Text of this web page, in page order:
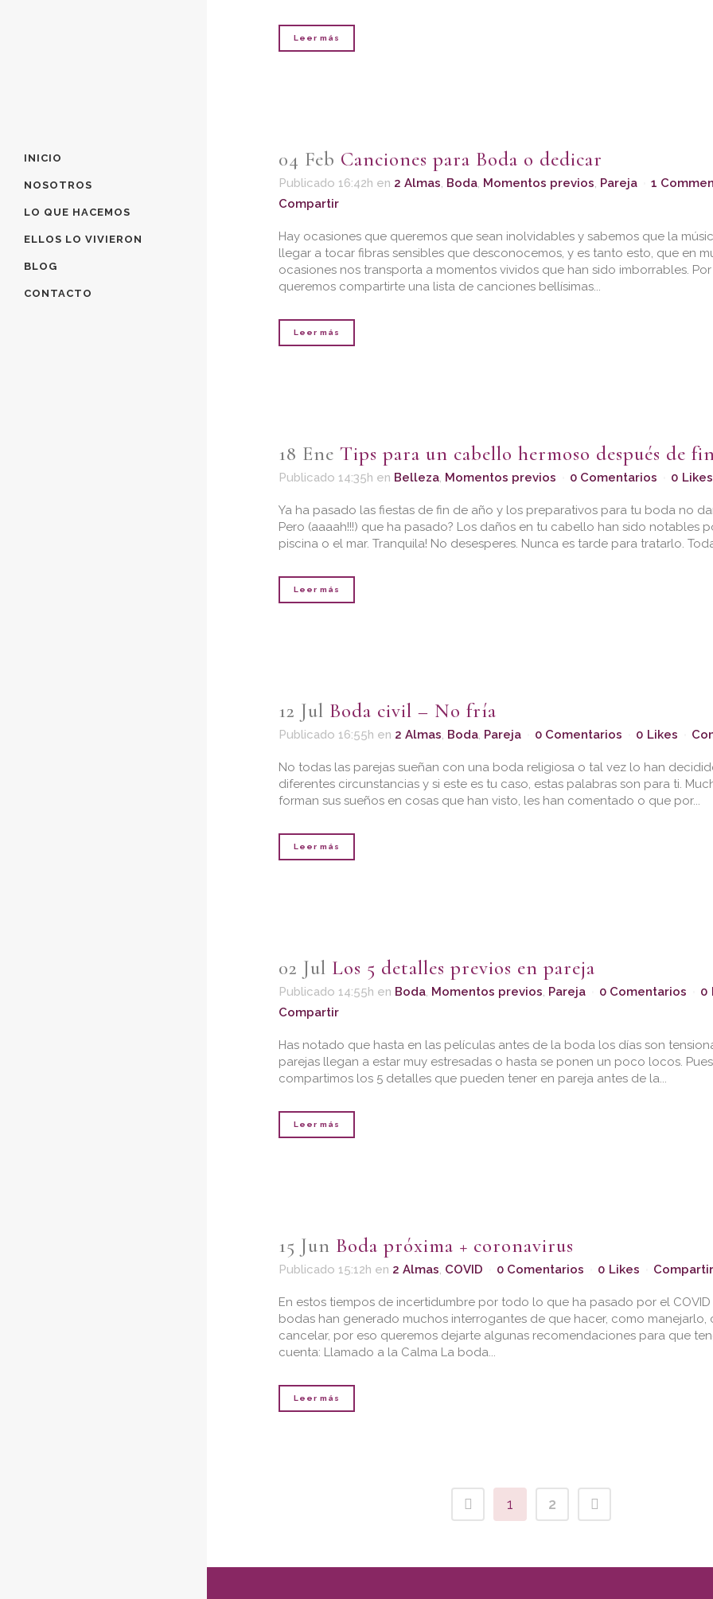
INICIO
NOSOTROS
LO QUE HACEMOS
ELLOS LO VIVIERON
BLOG
CONTACTO
Leer más
04 Feb Canciones para Boda o dedicar
Publicado 16:42h en 2 Almas, Boda, Momentos previos, Pareja 1
Compartir
Hay ocasiones que queremos que sean inolvidables y sabemos que la
llegar a tocar fibras sensibles que desconocemos, y es tanto esto, que en
ocasiones nos transporta a momentos vividos que han sido imborrables.
queremos compartirte una lista de canciones bellísimas...
Leer más
18 Ene Tips para un cabello hermoso después de
Publicado 14:35h en Belleza, Momentos previos 0 Comentarios 0 Likes
Ya ha pasado las fiestas de fin de año y los preparativos para tu boda no
Pero (aaaah!!!) que ha pasado? Los daños en tu cabello han sido notables
piscina o el mar. Tranquila! No desesperes. Nunca es tarde para tratarlo.
Leer más
12 Jul Boda civil – No fría
Publicado 16:55h en 2 Almas, Boda, Pareja 0 Comentarios 0 Likes
No todas las parejas sueñan con una boda religiosa o tal vez lo han
diferentes circunstancias y si este es tu caso, estas palabras son para ti.
forman sus sueños en cosas que han visto, les han comentado o que por...
Leer más
02 Jul Los 5 detalles previos en pareja
Publicado 14:55h en Boda, Momentos previos, Pareja 0 Comentarios 0
Compartir
Has notado que hasta en las películas antes de la boda los días son
parejas llegan a estar muy estresadas o hasta se ponen un poco locos.
compartimos los 5 detalles que pueden tener en pareja antes de la...
Leer más
15 Jun Boda próxima + coronavirus
Publicado 15:12h en 2 Almas, COVID 0 Comentarios 0 Likes Compartir
En estos tiempos de incertidumbre por todo lo que ha pasado por el COVID
bodas han generado muchos interrogantes de que hacer, como manejarlo,
cancelar, por eso queremos dejarte algunas recomendaciones para que
cuenta: Llamado a la Calma La boda...
Leer más
1 2